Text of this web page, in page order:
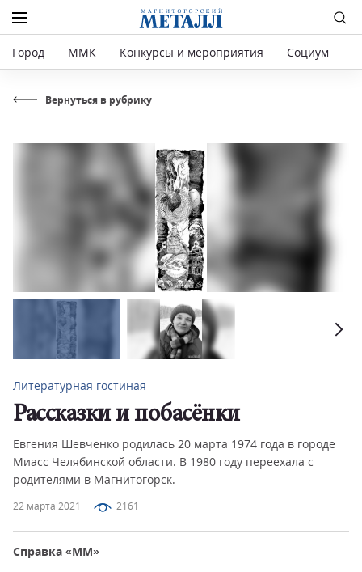
Город ММК Конкурсы и мероприятия Социум
Вернуться в рубрику
22 марта 2021 2161
Литературная гостиная
Рассказки и побасёнки
Евгения Шевченко родилась 20 марта 1974 года в городе
Миасс Челябинской области. В 1980 году переехала с
родителями в Магнитогорск.
Справка «ММ»